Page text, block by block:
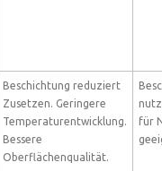
Beschichtung reduziert
Zusetzen. Geringere
Temperaturentwicklung.
Bessere
Oberflächenqualität.
für